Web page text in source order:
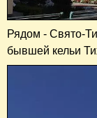
Рядом - Свято-
бывшей кельи